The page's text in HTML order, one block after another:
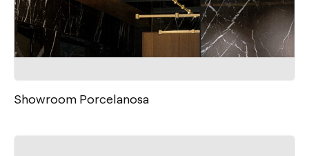
Showroom Porcelanosa